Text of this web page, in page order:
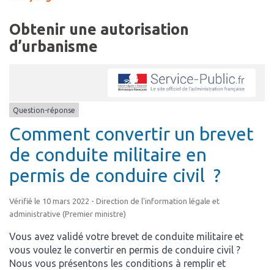
Obtenir une autorisation
d’urbanisme
Question-réponse
Comment convertir un brevet
de conduite militaire en
permis de conduire civil ?
Vérifié le 10 mars 2022 - Direction de l'information légale et
administrative (Premier ministre)
Vous avez validé votre brevet de conduite militaire et
vous voulez le convertir en permis de conduire civil ?
Nous vous présentons les conditions à remplir et